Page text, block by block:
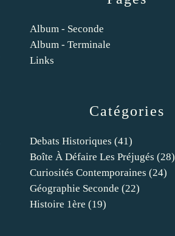
Catégories
Debats Historiques (41)
Boîte À Défaire Les Préjugés (28)
Curiosités Contemporaines (24)
Géographie Seconde (22)
Histoire 1ère (19)
Album - Seconde
Album - Terminale
Links